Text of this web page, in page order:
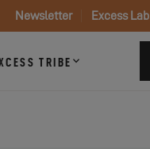
Newsletter Excess Lab
TRIBE